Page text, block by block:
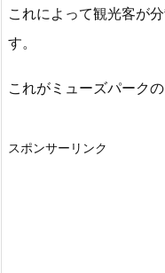
これによって観光客が
す。
これがミューズパーク
スポンサーリンク